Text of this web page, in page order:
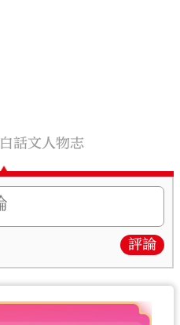
白話文人物志
評論